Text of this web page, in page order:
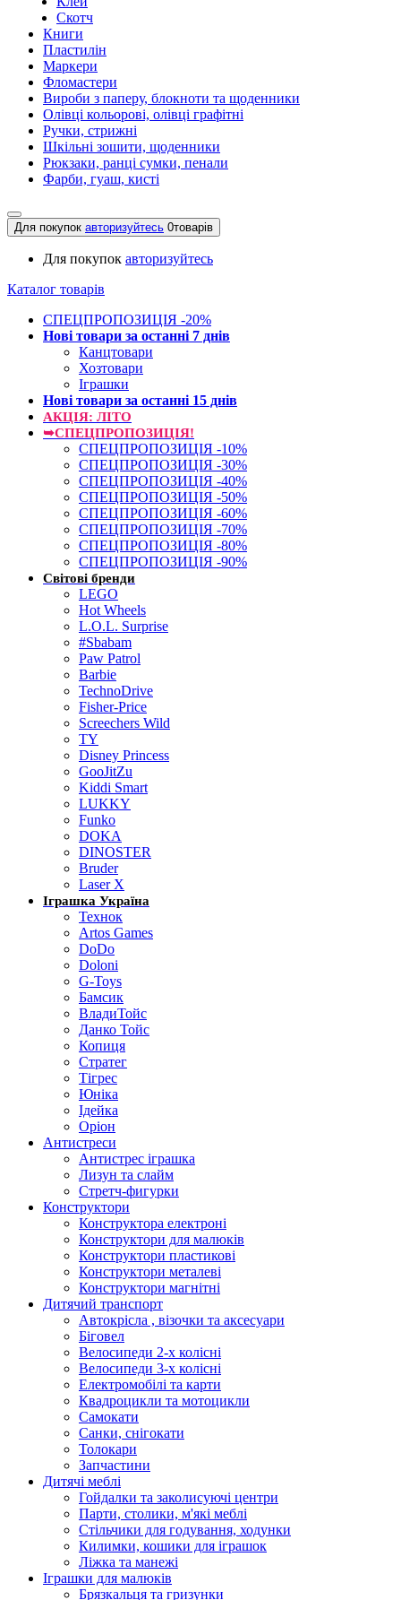
Скотч
Книги
Пластилін
Маркери
Фломастери
Вироби з паперу, блокноти та щоденники
Олівці кольорові, олівці графітні
Ручки, стрижні
Шкільні зошити, щоденники
Рюкзаки, ранці сумки, пенали
Фарби, гуаш, кисті
Для покупок авторизуйтесь 0товарів
Для покупок авторизуйтесь
Каталог товарів
СПЕЦПРОПОЗИЦІЯ -20%
Нові товари за останнi 7 днiв
Канцтовари
Хозтовари
Іграшки
Нові товари за останнi 15 днiв
АКЦІЯ: ЛІТО
➥СПЕЦПРОПОЗИЦІЯ!
СПЕЦПРОПОЗИЦІЯ -10%
СПЕЦПРОПОЗИЦІЯ -30%
СПЕЦПРОПОЗИЦІЯ -40%
СПЕЦПРОПОЗИЦІЯ -50%
СПЕЦПРОПОЗИЦІЯ -60%
СПЕЦПРОПОЗИЦІЯ -70%
СПЕЦПРОПОЗИЦІЯ -80%
СПЕЦПРОПОЗИЦІЯ -90%
Світові бренди
LEGO
Hot Wheels
L.O.L. Surprise
#Sbabam
Paw Patrol
Barbie
TechnoDrive
Fisher-Price
Screechers Wild
TY
Disney Princess
GooJitZu
Kiddi Smart
LUKKY
Funko
DOKA
DINOSTER
Bruder
Laser X
Іграшка Україна
Технок
Artos Games
DoDo
Doloni
G-Toys
Бамсик
ВладиТойс
Данко Тойс
Копиця
Стратег
Тігрес
Юніка
Ідейка
Оріон
Антистреси
Антистрес іграшка
Лизун та слайм
Стретч-фигурки
Конструктори
Конструктора електроні
Конструктори для малюків
Конструктори пластикові
Конструктори металеві
Конструктори магнітні
Дитячий транспорт
Автокрісла , візочки та аксесуари
Біговел
Велосипеди 2-х колісні
Велосипеди 3-х колісні
Електромобілі та карти
Квадроцикли та мотоцикли
Самокати
Санки, снігокати
Толокари
Запчастини
Дитячі меблі
Гойдалки та заколисуючі центри
Парти, столики, м'які меблі
Стільчики для годування, ходунки
Килимки, кошики для іграшок
Ліжка та манежі
Іграшки для малюків
Брязкальця та гризунки